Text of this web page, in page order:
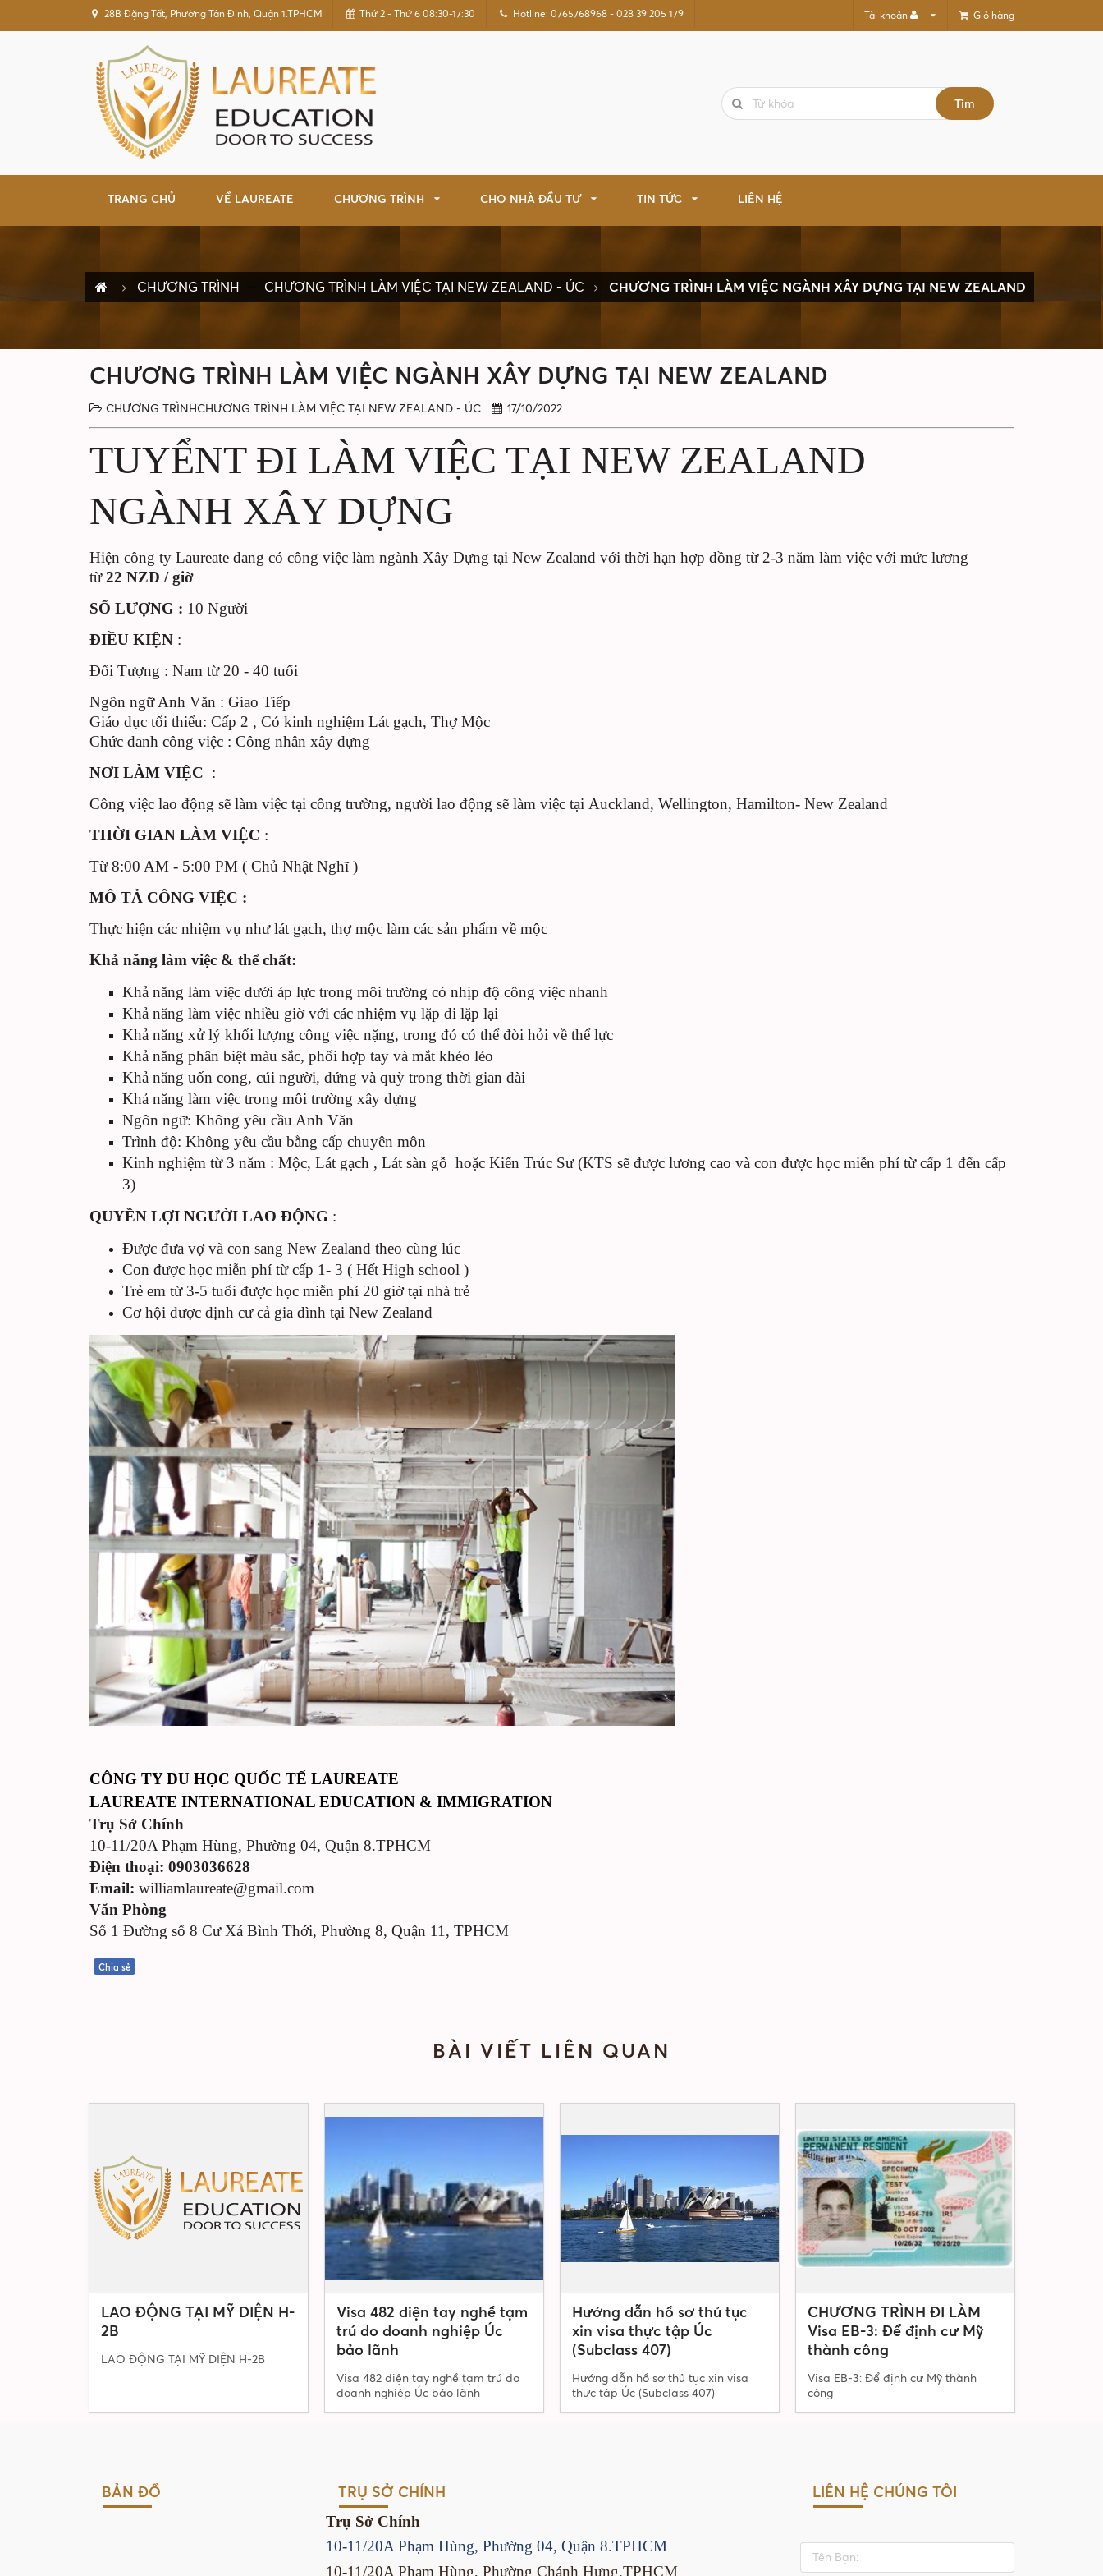
28B Đặng Tất, Phường Tân Định, Quận 1.TPHCM Thứ 2 - Thứ 6 08:30-17:30 Hotline: 0765768968 - 028 39 205 179 Tài khoản Giỏ hàng
Tìm
TRANG CHỦ VỀ LAUREATE CHƯƠNG TRÌNH CHO NHÀ ĐẦU TƯ TIN TỨC LIÊN HỆ
CHƯƠNG TRÌNH CHƯƠNG TRÌNH LÀM VIỆC TẠI NEW ZEALAND - ÚC CHƯƠNG TRÌNH LÀM VIỆC NGÀNH XÂY DỰNG TẠI NEW ZEALAND
CHƯƠNG TRÌNH LÀM VIỆC NGÀNH XÂY DỰNG TẠI NEW ZEALAND
CHƯƠNG TRÌNHCHƯƠNG TRÌNH LÀM VIỆC TẠI NEW ZEALAND - ÚC 17/10/2022
TUYỂNT ĐI LÀM VIỆC TẠI NEW ZEALAND
NGÀNH XÂY DỰNG
Hiện công ty Laureate đang có công việc làm ngành Xây Dựng tại New Zealand với thời hạn hợp đồng từ 2-3 năm làm việc với mức lương
từ 22 NZD / giờ
SỐ LƯỢNG : 10 Người
ĐIỀU KIỆN :
Đối Tượng : Nam từ 20 - 40 tuổi
Ngôn ngữ Anh Văn : Giao Tiếp
Giáo dục tối thiểu: Cấp 2 , Có kinh nghiệm Lát gạch, Thợ Mộc
Chức danh công việc : Công nhân xây dựng
NƠI LÀM VIỆC :
Công việc lao động sẽ làm việc tại công trường, người lao động sẽ làm việc tại Auckland, Wellington, Hamilton- New Zealand
THỜI GIAN LÀM VIỆC :
Từ 8:00 AM - 5:00 PM ( Chủ Nhật Nghĩ )
MÔ TẢ CÔNG VIỆC :
Thực hiện các nhiệm vụ như lát gạch, thợ mộc làm các sản phẩm về mộc
Khả năng làm việc & thể chất:
Khả năng làm việc dưới áp lực trong môi trường có nhịp độ công việc nhanh
Khả năng làm việc nhiều giờ với các nhiệm vụ lặp đi lặp lại
Khả năng xử lý khối lượng công việc nặng, trong đó có thể đòi hỏi về thể lực
Khả năng phân biệt màu sắc, phối hợp tay và mắt khéo léo
Khả năng uốn cong, cúi người, đứng và quỳ trong thời gian dài
Khả năng làm việc trong môi trường xây dựng
Ngôn ngữ: Không yêu cầu Anh Văn
Trình độ: Không yêu cầu bằng cấp chuyên môn
Kinh nghiệm từ 3 năm : Mộc, Lát gạch , Lát sàn gỗ hoặc Kiến Trúc Sư (KTS sẽ được lương cao và con được học miễn phí từ cấp 1 đến cấp
3)
QUYỀN LỢI NGƯỜI LAO ĐỘNG :
Được đưa vợ và con sang New Zealand theo cùng lúc
Con được học miễn phí từ cấp 1- 3 ( Hết High school )
Trẻ em từ 3-5 tuổi được học miễn phí 20 giờ tại nhà trẻ
Cơ hội được định cư cả gia đình tại New Zealand
CÔNG TY DU HỌC QUỐC TẾ LAUREATE
LAUREATE INTERNATIONAL EDUCATION & IMMIGRATION
Trụ Sở Chính
10-11/20A Phạm Hùng, Phường 04, Quận 8.TPHCM
Điện thoại: 0903036628
Email: williamlaureate@gmail.com
Văn Phòng
Số 1 Đường số 8 Cư Xá Bình Thới, Phường 8, Quận 11, TPHCM
Chia sẻ
BÀI VIẾT LIÊN QUAN
LAO ĐỘNG TẠI MỸ DIỆN H-
2B
LAO ĐỘNG TẠI MỸ DIỆN H-2B
Visa 482 diện tay nghề tạm
trú do doanh nghiệp Úc
bảo lãnh
Visa 482 diện tay nghề tạm trú do
doanh nghiệp Úc bảo lãnh
Hướng dẫn hồ sơ thủ tục
xin visa thực tập Úc
(Subclass 407)
Hướng dẫn hồ sơ thủ tục xin visa
thực tập Úc (Subclass 407)
CHƯƠNG TRÌNH ĐI LÀM
Visa EB-3: Để định cư Mỹ
thành công
Visa EB-3: Để định cư Mỹ thành
công
BẢN ĐỒ TRỤ SỞ CHÍNH
Trụ Sở Chính
10-11/20A Phạm Hùng, Phường 04, Quận 8.TPHCM
10-11/20A Phạm Hùng, Phường Chánh Hưng.TPHCM
LIÊN HỆ CHÚNG TÔI